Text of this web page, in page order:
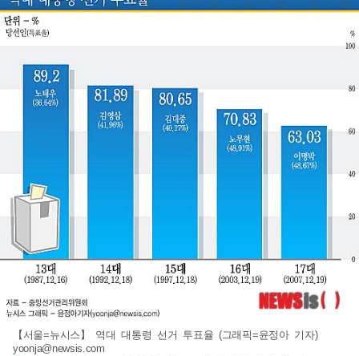
【서울=뉴시스】 역대 대통령 선거 투표율 (그래픽=윤정아 기자)
yoonja@newsis.com